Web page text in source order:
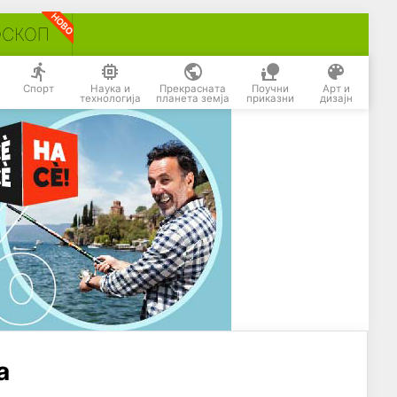
Спорт Наука и
технологија
Прекрасната
планета земја
Поучни
приказни
Арт и
дизајн